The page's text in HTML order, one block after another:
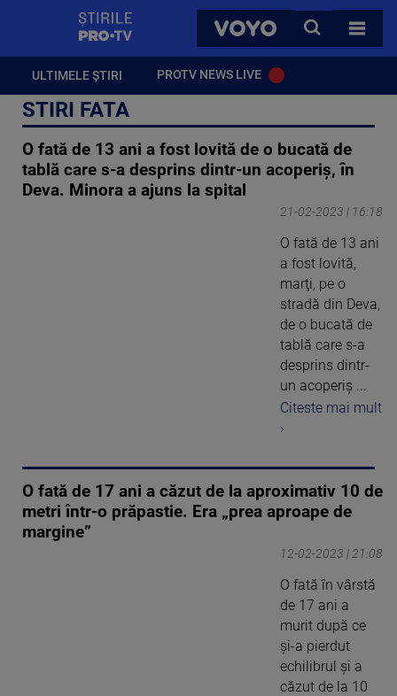
VOYO
CAUTA
TOATE
ULTIMELE ȘTIRI PROTV NEWS LIVE
STIRI FATA
O fată de 13 ani a fost lovită de o bucată de
tablă care s-a desprins dintr-un acoperiș, în
Deva. Minora a ajuns la spital
21-02-2023 | 16:18
O fată de 13 ani
a fost lovită,
marţi, pe o
stradă din Deva,
de o bucată de
tablă care s-a
desprins dintr-
un acoperiş ...
Citeste mai mult
›
O fată de 17 ani a căzut de la aproximativ 10 de
metri într-o prăpastie. Era „prea aproape de
margine”
12-02-2023 | 21:08
O fată în vârstă
de 17 ani a
murit după ce
și-a pierdut
echilibrul și a
căzut de la 10